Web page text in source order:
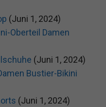
(Juni 1, 2024)
Oberteil Damen
(Juni 1, 2024)
Bustier-Bikini
(Juni 1, 2024)